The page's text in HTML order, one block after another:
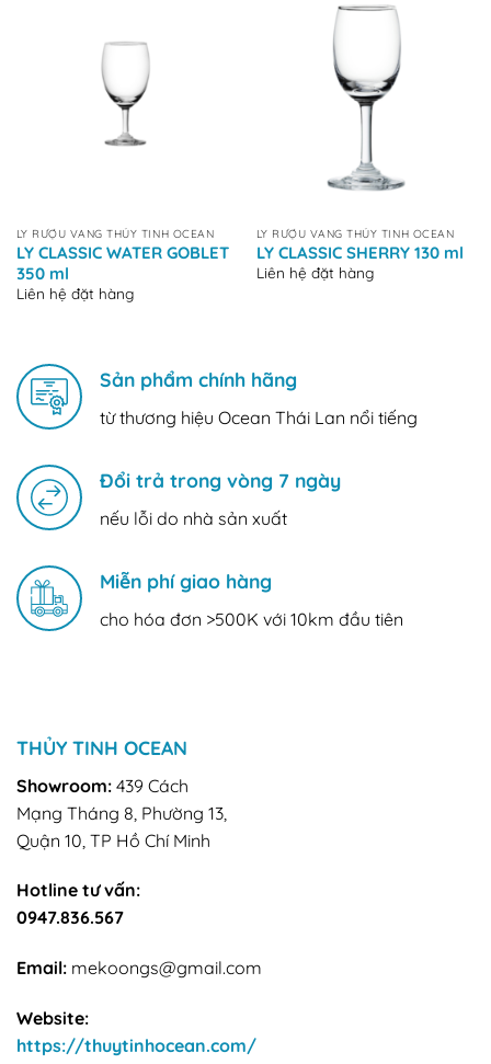
LY RƯỢU VANG THỦY TINH OCEAN
LY CLASSIC WATER GOBLET
350 ml
Liên hệ đặt hàng
LY RƯỢU VANG THỦY TINH OCEAN
LY CLASSIC SHERRY 130 ml
Liên hệ đặt hàng
Sản phẩm chính hãng
từ thương hiệu Ocean Thái Lan nổi tiếng
Đổi trả trong vòng 7 ngày
nếu lỗi do nhà sản xuất
Miễn phí giao hàng
cho hóa đơn >500K với 10km đầu tiên
THỦY TINH OCEAN
Showroom: 439 Cách
Mạng Tháng 8, Phường 13,
Quận 10, TP Hồ Chí Minh
Hotline tư vấn:
0947.836.567
Email: mekoongs@gmail.com
Website:
https://thuytinhocean.com/